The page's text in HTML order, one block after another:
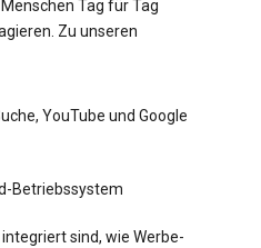
Tag für Tag
Zu unseren
YouTube und Google
Betriebssystem
sind, wie Werbe-